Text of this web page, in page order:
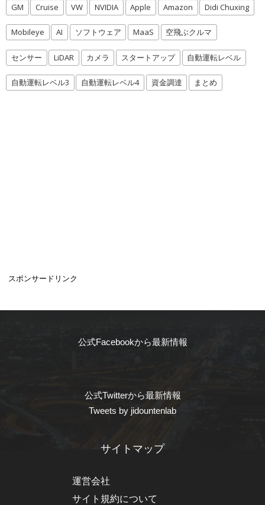
GM Cruise VW NVIDIA Apple Amazon Didi Chuxing
Mobileye AI ソフトウェア MaaS 空飛ぶクルマ
センサー LiDAR カメラ スタートアップ 自動運転レベル
自動運転レベル3 自動運転レベル4 資金調達 まとめ
スポンサードリンク
公式Facebookから最新情報
公式Twitterから最新情報
Tweets by jidountenlab
サイトマップ
運営会社
サイト規約について